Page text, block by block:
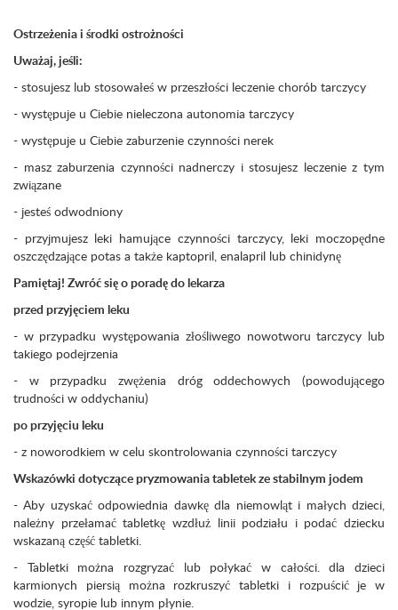
Ostrzeżenia i środki ostrożności
Uważaj, jeśli:
- stosujesz lub stosowałeś w przeszłości leczenie chorób tarczycy
- występuje u Ciebie nieleczona autonomia tarczycy
- występuje u Ciebie zaburzenie czynności nerek
- masz zaburzenia czynności nadnerczy i stosujesz leczenie z tym
związane
- jesteś odwodniony
- przyjmujesz leki hamujące czynności tarczycy, leki moczopędne
oszczędzające potas a także kaptopril, enalapril lub chinidynę
Pamiętaj! Zwróć się o poradę do lekarza
przed przyjęciem leku
- w przypadku występowania złośliwego nowotworu tarczycy lub
takiego podejrzenia
- w przypadku zwężenia dróg oddechowych (powodującego
trudności w oddychaniu)
po przyjęciu leku
- z noworodkiem w celu skontrolowania czynności tarczycy
Wskazówki dotyczące pryzmowania tabletek ze stabilnym jodem
- Aby uzyskać odpowiednia dawkę dla niemowląt i małych dzieci,
należny przełamać tabletkę wzdłuż linii podziału i podać dziecku
wskazaną część tabletki.
- Tabletki można rozgryzać lub połykać w całości. dla dzieci
karmionych piersią można rozkruszyć tabletki i rozpuścić je w
wodzie, syropie lub innym płynie.